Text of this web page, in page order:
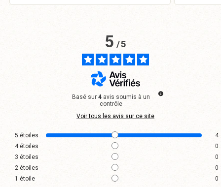
5/5
Basé sur 4 avis soumis à un
contrôle
Voir tous les avis sur ce site
5 étoiles
4
4étoiles
0
3 étoiles
0
2 étoiles
0
1 étoile 0